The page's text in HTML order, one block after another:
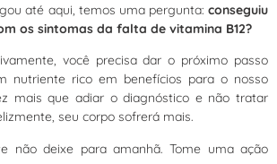
até aqui, temos uma pergunta: conseguiu
os sintomas da falta de vitamina B12?
você precisa dar o próximo passo
nutriente rico em benefícios para o nosso
mais que adiar o diagnóstico e não tratar
seu corpo sofrerá mais.
não deixe para amanhã. Tome uma ação